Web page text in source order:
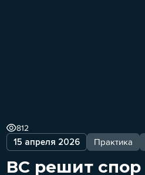
15 апреля 2026 Практика
812
ВС решит